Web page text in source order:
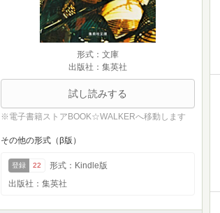
形式：文庫
出版社：集英社
試し読みする
※電子書籍ストアBOOK☆WALKERへ移動します
その他の形式（β版）
登録 22
形式：Kindle版
出版社：集英社